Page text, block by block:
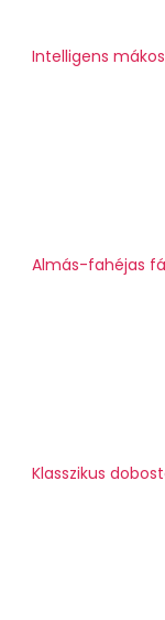
Intelligens
Almás-fahéjas
Klasszikus